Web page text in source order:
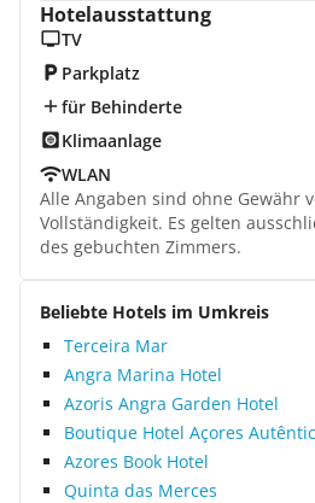
Hotelausstattung
TV
Parkplatz
für Behinderte
Klimaanlage
WLAN
Alle Angaben sind ohne Gewähr
Vollständigkeit. Es gelten
des gebuchten Zimmers.
Beliebte Hotels im Umkreis
Terceira Mar
Angra Marina Hotel
Azoris Angra Garden Hotel
Boutique Hotel Açores
Azores Book Hotel
Quinta das Merces